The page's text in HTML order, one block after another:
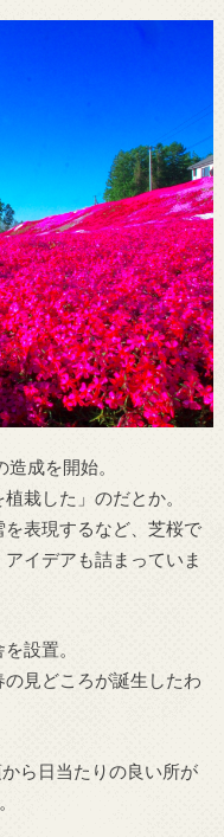
成を開始。
栽した」のだとか。
表現するなど、芝桜で
イデアも詰まっていま
設置。
見どころが誕生したわ
ら日当たりの良い所が